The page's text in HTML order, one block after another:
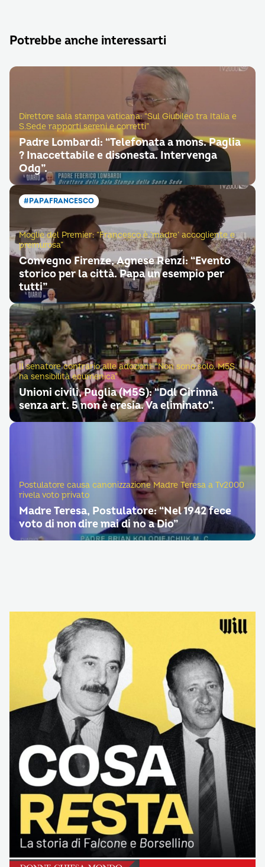
Potrebbe anche interessarti
Direttore sala stampa vaticana: “Sul Giubileo tra Italia e
S.Sede rapporti sereni e corretti”
Padre Lombardi: “Telefonata a mons. Paglia
? Inaccettabile e disonesta. Intervenga
Odg”.
#PAPAFRANCESCO
Moglie del Premier: “Francesco è ‘madre’ accogliente e
premurosa”
Convegno Firenze, Agnese Renzi: “Evento
storico per la città. Papa un esempio per
tutti”
Il senatore contrario alle adozioni: “Non sono solo. M5S
ha sensibilità ecumenica”
Unioni civili, Puglia (M5S): “Ddl Cirinnà
senza art. 5 non è eresia. Va eliminato”.
Postulatore causa canonizzazione Madre Teresa a Tv2000
rivela voto privato
Madre Teresa, Postulatore: “Nel 1942 fece
voto di non dire mai di no a Dio”